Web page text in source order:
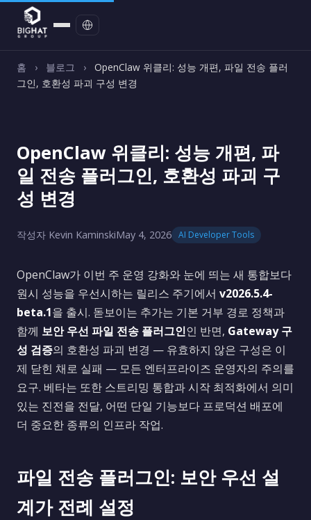
홈 › 블로그 ›
OpenClaw 위클리: 성능 개편, 파일 전송 플러
그인, 호환성 파괴 구성 변경
OpenClaw 위클리: 성능 개편, 파
일 전송 플러그인, 호환성 파괴 구
성 변경
작성자 Kevin KaminskiMay 4, 2026 AI Developer Tools
OpenClaw가 이번 주 운영 강화와 눈에 띄는 새 통합보다
원시 성능을 우선시하는 릴리스 주기에서 v2026.5.4-
beta.1을 출시. 돋보이는 추가는 기본 거부 경로 정책과
함께 보안 우선 파일 전송 플러그인인 반면, Gateway 구
성 검증의 호환성 파괴 변경 — 유효하지 않은 구성은 이
제 닫힌 채로 실패 — 모든 엔터프라이즈 운영자의 주의를
요구. 베타는 또한 스트리밍 통합과 시작 최적화에서 의미
있는 진전을 전달, 어떤 단일 기능보다 프로덕션 배포에
더 중요한 종류의 인프라 작업.
파일 전송 플러그인: 보안 우선 설
계가 전례 설정